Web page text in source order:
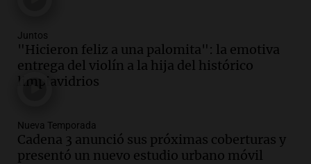
Córdoba
Juntos
Episodios
Audio.Cadena 3 anunció sus próximas
urbano móvil
Juntos
Episodios
Juntos
"Hicieron feliz a una palomita": la emotiva
entrega del violín a la hija del histórico
limpiavidrios
Nueva Temporada
Cadena 3 anunció sus próximas coberturas y
presentó un nuevo estudio urbano móvil